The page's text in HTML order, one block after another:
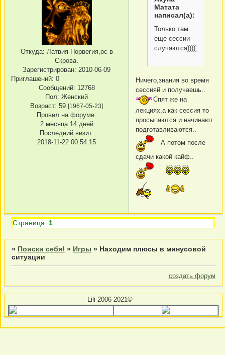
Откуда: Латвия-Норвегия,ос-в
Скрова.
Зарегистрирован: 2010-06-09
Приглашений: 0
Сообщений: 12768
Пол: Женский
Возраст: 59 [1967-05-23]
Провел на форуме:
2 месяца 14 дней
Последний визит:
2018-11-22 00:54:15
Матата
написал(а):
Только там
еще сессии
случаются)))))
Ничего,знания во время
сессияй и получаешь..
Спят же на
лекциях,а как сессия то
просыпаются и начинают
подготавливаются..
А потом после
сдачи какой кайф..
Страница:1
» Поиски себя! » Игры » Находим плюсы в минусовой
ситуации
создать форум
Lili 2006-2021©